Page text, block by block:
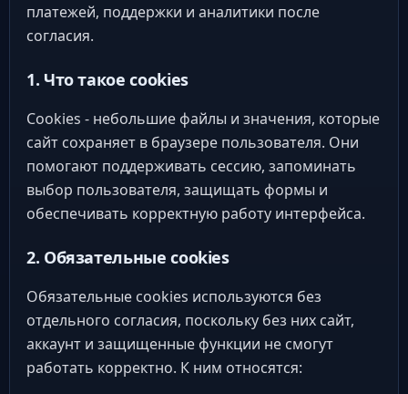
платежей, поддержки и аналитики после
согласия.
1. Что такое cookies
Cookies - небольшие файлы и значения, которые
сайт сохраняет в браузере пользователя. Они
помогают поддерживать сессию, запоминать
выбор пользователя, защищать формы и
обеспечивать корректную работу интерфейса.
2. Обязательные cookies
Обязательные cookies используются без
отдельного согласия, поскольку без них сайт,
аккаунт и защищенные функции не смогут
работать корректно. К ним относятся: